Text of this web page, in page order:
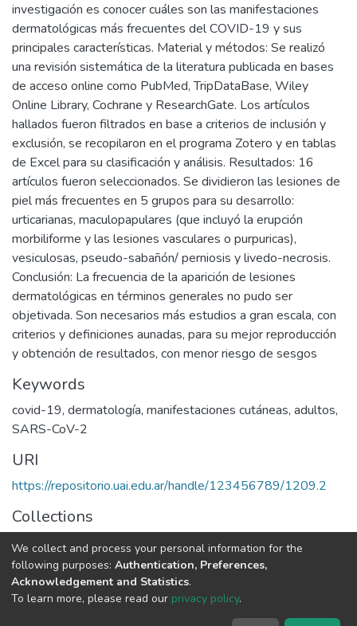
investigación es conocer cuáles son las manifestaciones
dermatológicas más frecuentes del COVID-19 y sus
principales características. Material y métodos: Se realizó
una revisión sistemática de la literatura publicada en bases
de acceso online como PubMed, TripDataBase, Wiley
Online Library, Cochrane y ResearchGate. Los artículos
hallados fueron filtrados en base a criterios de inclusión y
exclusión, se recopilaron en el programa Zotero y en tablas
de Excel para su clasificación y análisis. Resultados: 16
artículos fueron seleccionados. Se dividieron las lesiones de
piel más frecuentes en 5 grupos para su desarrollo:
urticarianas, maculopapulares (que incluyó la erupción
morbiliforme y las lesiones vasculares o purpuricas),
vesiculosas, pseudo-sabañón/ perniosis y livedo-necrosis.
Conclusión: La frecuencia de la aparición de lesiones
dermatológicas en términos generales no pudo ser
objetivada. Son necesarios más estudios a gran escala, con
criterios y definiciones aunadas, para su mejor reproducción
y obtención de resultados, con menor riesgo de sesgos
Keywords
covid-19, dermatología, manifestaciones cutáneas, adultos,
SARS-CoV-2
URI
https://repositorio.uai.edu.ar/handle/123456789/1209.2
Collections
MEDICINA
Full item page
We collect and process your personal information for the
following purposes: Authentication, Preferences,
Acknowledgement and Statistics.
To learn more, please read our privacy policy.